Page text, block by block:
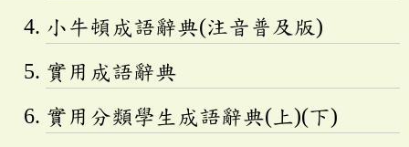
小牛頓成語辭典(注音普及版)
實用成語辭典
實用分類學生成語辭典(上)(下)